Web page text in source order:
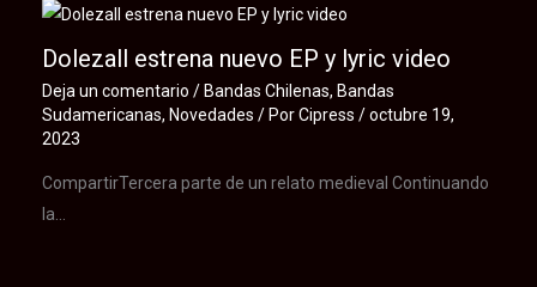
Dolezall estrena nuevo EP y lyric video
Deja un comentario / Bandas Chilenas, Bandas
Sudamericanas, Novedades / PorCipress /octubre 19,
2023
CompartirTercera parte de un relato medieval Continuando
la…